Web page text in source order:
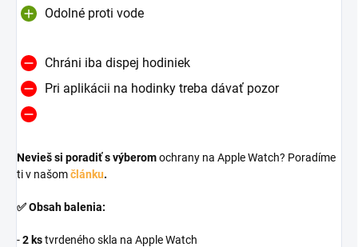
Odolné proti vode
Chráni iba dispej hodiniek
Pri aplikácii na hodinky treba dávať pozor
Nevieš si poradiť s výberomochrany na Apple Watch? Poradíme
ti v našomčlánku.
✅ Obsah balenia:
-2 kstvrdeného skla na Apple Watch